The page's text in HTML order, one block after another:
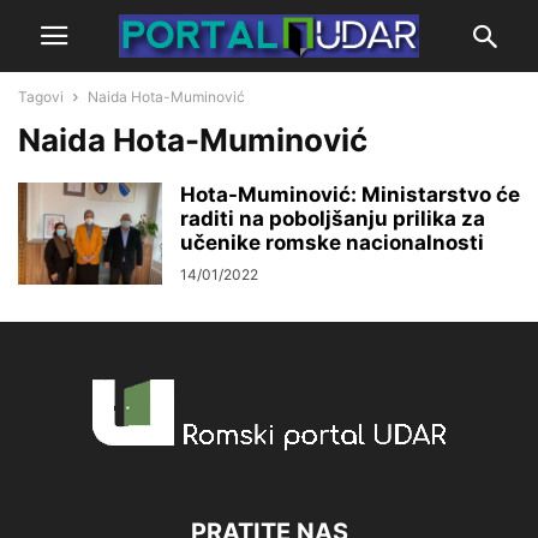
Tagovi Naida Hota-Muminović
Naida Hota-Muminović
Hota-Muminović: Ministarstvo će
raditi na poboljšanju prilika za
učenike romske nacionalnosti
14/01/2022
PRATITE NAS